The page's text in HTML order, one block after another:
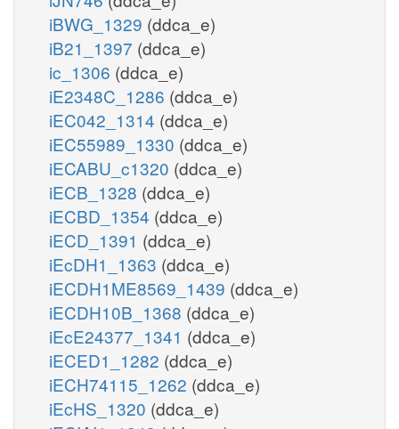
iBWG_1329 (ddca_e)
iB21_1397 (ddca_e)
ic_1306 (ddca_e)
iE2348C_1286 (ddca_e)
iEC042_1314 (ddca_e)
iEC55989_1330 (ddca_e)
iECABU_c1320 (ddca_e)
iECB_1328 (ddca_e)
iECBD_1354 (ddca_e)
iECD_1391 (ddca_e)
iEcDH1_1363 (ddca_e)
iECDH1ME8569_1439 (ddca_e)
iECDH10B_1368 (ddca_e)
iEcE24377_1341 (ddca_e)
iECED1_1282 (ddca_e)
iECH74115_1262 (ddca_e)
iEcHS_1320 (ddca_e)